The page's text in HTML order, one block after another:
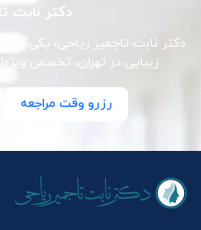
دکتر نابت
دکتر نابت تاجمیر ریاحی، یکی
زیبایی در تهران، تخصص
رزرو وقت مراجعه